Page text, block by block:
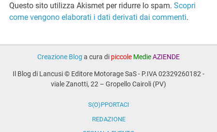
Questo sito utilizza Akismet per ridurre lo spam.Scopri
come vengono elaborati i dati derivati dai commenti.
Creazione Blog a cura di piccole MedieAZIENDE
Il Blog di Lancusi © Editore Motorage SaS - P.IVA 02329260182 -
viale Zanotti, 22 – Gropello Cairoli (PV)
S(O)PPORTACI
REDAZIONE